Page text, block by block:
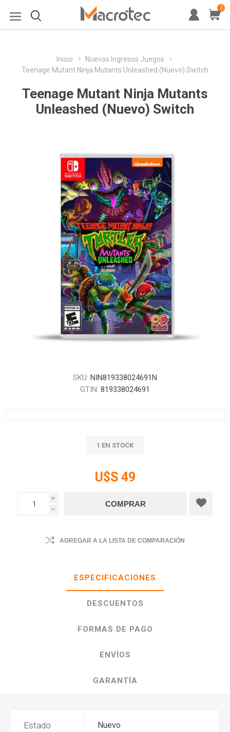
0
Inicio
Nuevos Ingresos Juegos
Teenage Mutant Ninja Mutants Unleashed (Nuevo) Switch
Teenage Mutant Ninja Mutants
Unleashed (Nuevo) Switch
SKU: NIN819338024691N
GTIN: 819338024691
1 EN STOCK
U$S 49
i
h
AGREGAR A LA LISTA DE COMPARACIÓN
ESPECIFICACIONES
DESCUENTOS
FORMAS DE PAGO
ENVÍOS
GARANTÍA
Estado Nuevo